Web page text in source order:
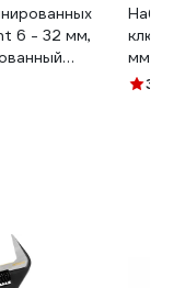
6 - 32 мм,
V, 6-
Набор
мм, 25
3.4